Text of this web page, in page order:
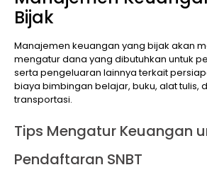
Bijak
Manajemen keuangan yang bijak akan
mengatur dana yang dibutuhkan untuk
serta pengeluaran lainnya terkait
biaya bimbingan belajar, buku, alat tulis,
transportasi.
Tips Mengatur Keuangan
Pendaftaran SNBT